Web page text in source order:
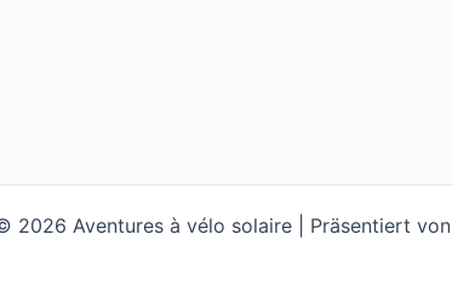
2026 Aventures à vélo solaire | Präsentiert von